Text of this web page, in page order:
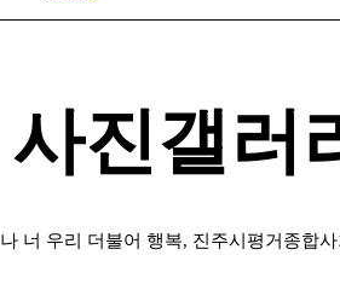
사진갤러
나 너 우리 더불어 행복, 진주시평거종합